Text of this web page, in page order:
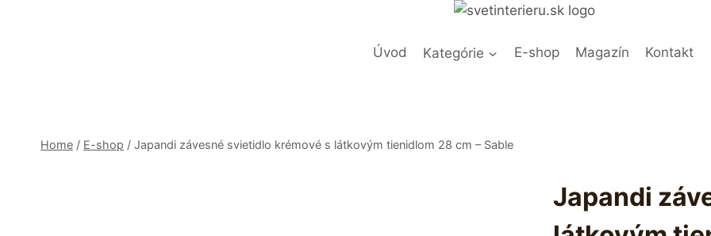
Úvod Kategórie E-shop Magazín Kontakt
Home / E-shop / Japandi závesné svietidlo krémové s látkovým tienidlom 28 cm – Sable
Japandi